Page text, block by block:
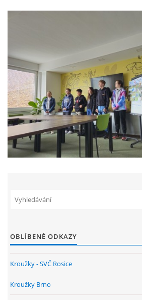
OBLÍBENÉ ODKAZY
Kroužky - SVČ Rosice
Kroužky Brno